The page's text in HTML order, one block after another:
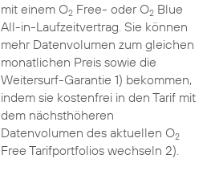
mit einem O2Free- oder O2Blue
All-in-Laufzeitvertrag. Sie können
mehr Datenvolumen zum gleichen
monatlichen Preis sowie die
Weitersurf-Garantie 1) bekommen,
indem sie kostenfrei in den Tarif mit
dem nächsthöheren
Datenvolumen des aktuellen O2
Free Tarifportfolios wechseln 2).